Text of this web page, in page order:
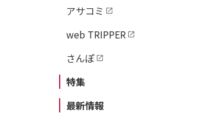
アサコミ
web TRIPPER
さんぽ
特集
最新情報